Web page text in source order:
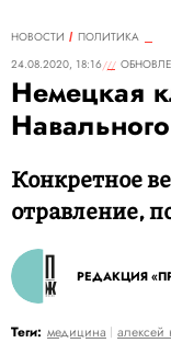
НОВОСТИ
ПОЛИТИКА
24.08.2020, 18:16
Немецкая
Конкретное
отравление,
РЕДАКЦИЯ
Теги: медицина алексей